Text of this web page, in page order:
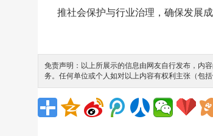
推社会保护与行业治理，确保发展
免责声明：以上所展示的信息由网友自行发布，内
务。任何单位或个人如对以上内容有权利主张（包